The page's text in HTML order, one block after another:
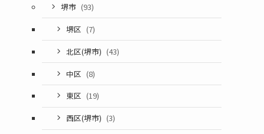
堺市 (93)
堺区 (7)
北区(堺市) (43)
中区 (8)
東区 (19)
西区(堺市) (3)